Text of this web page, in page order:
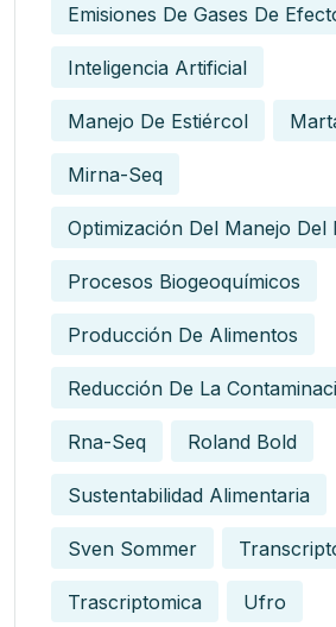
Emisiones De Gases De
Inteligencia Artificial
Manejo De Estiércol
Mirna-Seq
Optimización Del Manejo Del
Procesos Biogeoquímicos
Producción De Alimentos
Reducción De La
Rna-Seq Roland Bold
Sustentabilidad Alimentaria
Sven Sommer
Trascriptomica Ufro